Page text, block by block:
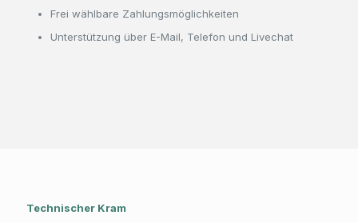
Frei wählbare Zahlungsmöglichkeiten
Unterstützung über E-Mail, Telefon und Livechat
Technischer Kram